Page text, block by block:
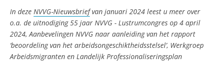
In deze NVVG-Nieuwsbriefvan januari 2024 leest u meer over
o.a. de uitnodiging 55 jaar NVVG - Lustrumcongres op 4 april
2024, Aanbevelingen NVVG naar aanleiding van het rapport
‘beoordeling van het arbeidsongeschiktheidsstelsel’, Werkgroep
Arbeidsmigranten en Landelijk Professionaliseringsplan